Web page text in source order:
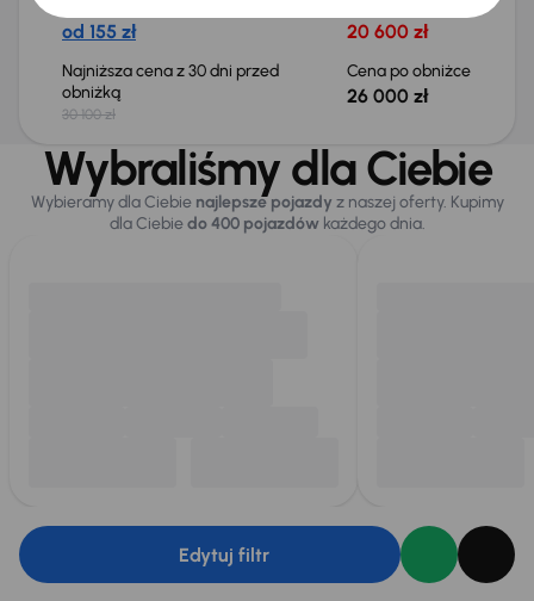
od 155 zł 20 600 zł
Najniższa cena z 30 dni przed
obniżką
30 100 zł
Cena po obniżce
26 000 zł
Wybraliśmy dla Ciebie
Wybieramy dla Ciebie najlepsze pojazdy z naszej oferty. Kupimy
dla Ciebiedo 400 pojazdówkażdego dnia.
Edytuj filtr